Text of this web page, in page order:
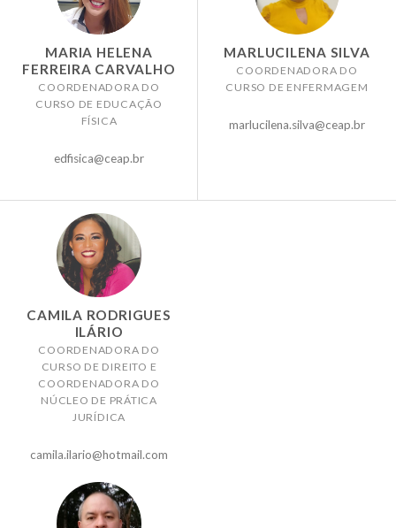
MARIA HELENA
FERREIRA CARVALHO
COORDENADORA DO
CURSO DE EDUCAÇÃO
FÍSICA
edfisica@ceap.br
MARLUCILENA SILVA
COORDENADORA DO
CURSO DE ENFERMAGEM
marlucilena.silva@ceap.br
CAMILA RODRIGUES
ILÁRIO
COORDENADORA DO
CURSO DE DIREITO E
COORDENADORA DO
NÚCLEO DE PRÁTICA
JURÍDICA
camila.ilario@hotmail.com